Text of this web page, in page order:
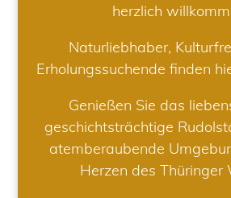
herzlich
Naturliebhaber,
Erholungssuchende finden
Genießen Sie das
geschichtsträchtige
atemberaubende
Herzen des Thüringer